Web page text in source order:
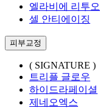
엘라비에 리투오
셀 안티에이징
피부교정
( SIGNATURE )
트리플 글로우
하이드라페이셜
제네오엑스